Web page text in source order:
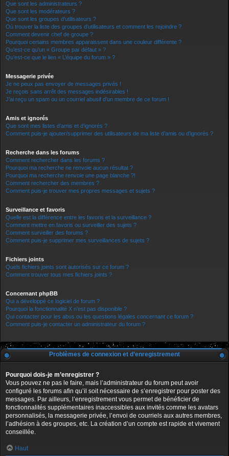
Que sont les administrateurs ?
Que sont les modérateurs ?
Que sont les groupes d’utilisateurs ?
Où trouver la liste des groupes d’utilisateurs et comment les rejoindre ?
Comment devenir chef de groupe ?
Pourquoi certains membres apparaissent dans une couleur différente ?
Qu’est-ce qu’un « Groupe par défaut » ?
Qu’est-ce que le lien « L’équipe du forum » ?
Messagerie privée
Je ne peux pas envoyer de messages privés !
Je reçois sans arrêt des messages indésirables !
J’ai reçu un spam ou un courriel abusif d’un membre de ce forum !
Amis et ignorés
Que sont mes listes d’amis et d’ignorés ?
Comment puis-je ajouter/supprimer des utilisateurs de ma liste d’amis ou d’ignorés ?
Recherche dans les forums
Comment rechercher dans les forums ?
Pourquoi ma recherche ne renvoie aucun résultat ?
Pourquoi ma recherche renvoie une page blanche ?!
Comment rechercher des membres ?
Comment puis-je trouver mes propres messages et sujets ?
Surveillance et favoris
Quelle est la différence entre les favoris et la surveillance ?
Comment mettre en favoris ou surveiller des sujets ?
Comment surveiller des forums ?
Comment puis-je supprimer mes surveillances de sujets ?
Fichiers joints
Quels fichiers joints sont autorisés sur ce forum ?
Comment trouver tous mes fichiers joints ?
Concernant phpBB
Qui a développé ce logiciel de forum ?
Pourquoi la fonctionnalité X n’est pas disponible ?
Qui contacter pour les abus ou les questions légales concernant ce forum ?
Comment puis-je contacter un administrateur du forum ?
Problèmes de connexion et d’enregistrement
Pourquoi dois-je m’enregistrer ?
Vous pouvez ne pas le faire, mais l’administrateur du forum peut avoir
configuré les forums afin qu’il soit nécessaire de s’enregistrer pour poster des
messages. Par ailleurs, l’enregistrement vous permet de bénéficier de
fonctionnalités supplémentaires inaccessibles aux invités comme les avatars
personnalisés, la messagerie privée, l’envoi de courriels aux autres membres,
l’adhésion à des groupes, etc. La création d’un compte est rapide et vivement
conseillée.
Haut